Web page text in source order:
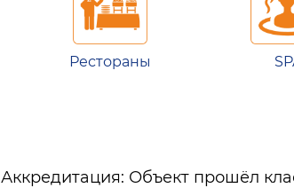
Рестораны
Аккредитация: Объект прошёл